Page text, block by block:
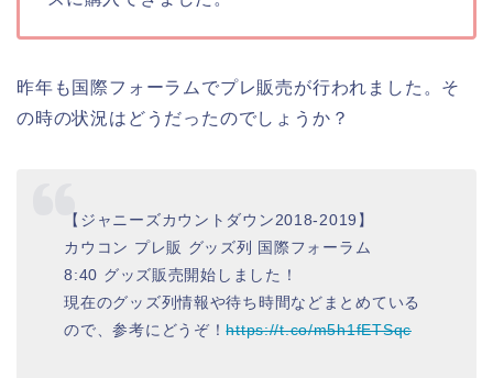
昨年も国際フォーラムでプレ販売が行われました。そ
の時の状況はどうだったのでしょうか？
【ジャニーズカウントダウン2018‐2019】
カウコン プレ販 グッズ列 国際フォーラム
8:40 グッズ販売開始しました！
現在のグッズ列情報や待ち時間などまとめている
ので、参考にどうぞ！https://t.co/m5h1fETSqc